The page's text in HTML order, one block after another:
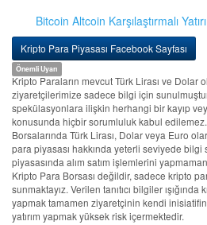
Bitcoin Altcoin Karşılaştırmalı
Kripto Para Piyasası Facebook Sayfası
Önemli Uyarı
Kripto Paraların mevcut Türk Lirası ve Dolar
ziyaretçilerimize sadece bilgi için
spekülasyonlara ilişkin herhangi bir kayıp
konusunda hiçbir sorumluluk kabul
Borsalarında Türk Lirası, Dolar veya Euro
para piyasası hakkında yeterli seviyede
piyasasında alım satım işlemlerini
Kripto Para Borsası değildir, sadece kripto
sunmaktayız. Verilen tanıtıcı bilgiler
yapmak tamamen ziyaretçinin kendi
yatırım yapmak yüksek risk içermektedir.